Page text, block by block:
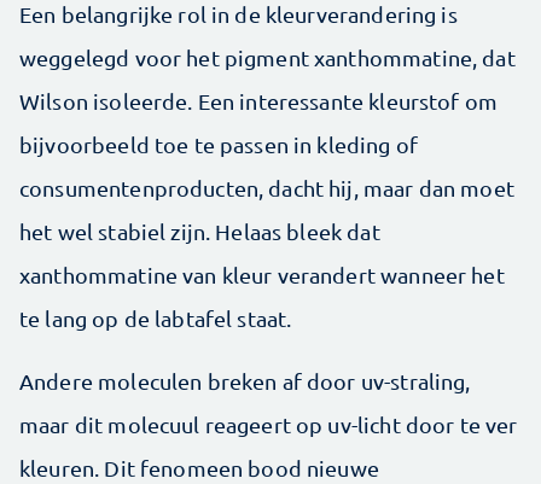
Een belangrijke rol in de kleurverandering is
weggelegd voor het pigment xanthommatine, dat
Wilson isoleerde. Een interessante kleurstof om
bijvoorbeeld toe te passen in kleding of
consumentenproducten, dacht hij, maar dan moet
het wel stabiel zijn. Helaas bleek dat
xanthommatine van kleur verandert wanneer het
te lang op de labtafel staat.
Andere moleculen breken af door uv-straling,
maar dit molecuul reageert op uv-licht door te ver
kleuren. Dit fenomeen bood nieuwe